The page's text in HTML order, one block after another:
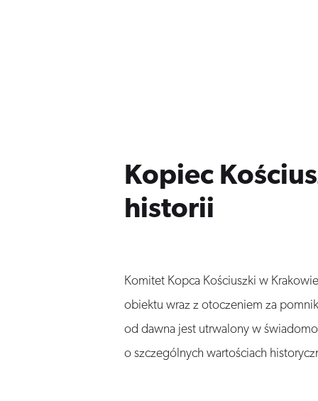
Kopiec
historii
Komitet Kopca Kościuszki w
obiektu wraz z otoczeniem za
od dawna jest utrwalony w
o szczególnych wartościach